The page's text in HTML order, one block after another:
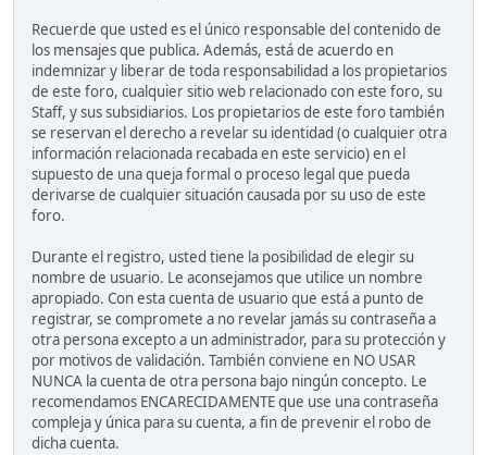
Recuerde que usted es el único responsable del contenido de
los mensajes que publica. Además, está de acuerdo en
indemnizar y liberar de toda responsabilidad a los propietarios
de este foro, cualquier sitio web relacionado con este foro, su
Staff, y sus subsidiarios. Los propietarios de este foro también
se reservan el derecho a revelar su identidad (o cualquier otra
información relacionada recabada en este servicio) en el
supuesto de una queja formal o proceso legal que pueda
derivarse de cualquier situación causada por su uso de este
foro.
Durante el registro, usted tiene la posibilidad de elegir su
nombre de usuario. Le aconsejamos que utilice un nombre
apropiado. Con esta cuenta de usuario que está a punto de
registrar, se compromete a no revelar jamás su contraseña a
otra persona excepto a un administrador, para su protección y
por motivos de validación. También conviene en NO USAR
NUNCA la cuenta de otra persona bajo ningún concepto. Le
recomendamos ENCARECIDAMENTE que use una contraseña
compleja y única para su cuenta, a fin de prevenir el robo de
dicha cuenta.